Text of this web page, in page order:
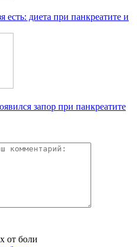
есть: диета при панкреатите и
запор при панкреатите